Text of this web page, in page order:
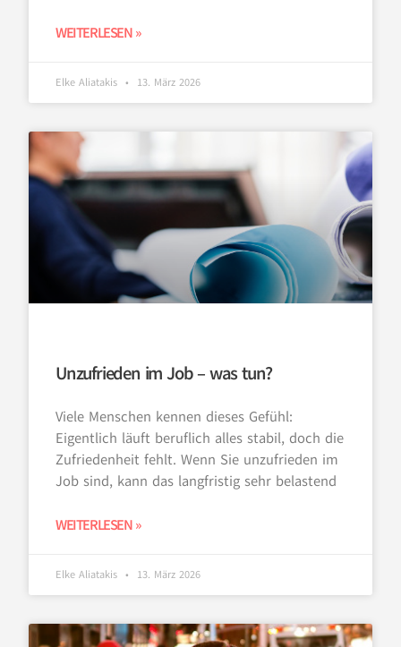
WEITERLESEN »
Elke Aliatakis 13. März 2026
Unzufrieden im Job – was tun?
Viele Menschen kennen dieses Gefühl:
Eigentlich läuft beruflich alles stabil, doch die
Zufriedenheit fehlt. Wenn Sie unzufrieden im
Job sind, kann das langfristig sehr belastend
WEITERLESEN »
Elke Aliatakis 13. März 2026